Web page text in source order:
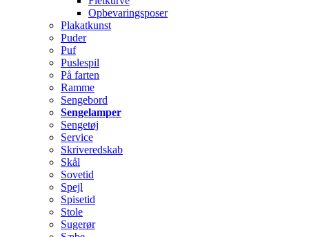
Opbevaringsposer
Plakatkunst
Puder
Puf
Puslespil
På farten
Ramme
Sengebord
Sengelamper
Sengetøj
Service
Skriveredskab
Skål
Sovetid
Spejl
Spisetid
Stole
Sugerør